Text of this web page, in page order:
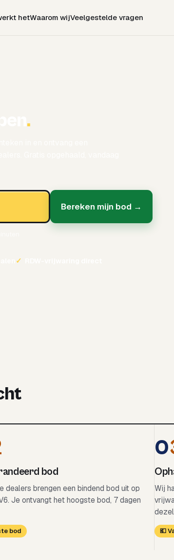
hetWaarom wijVeelgestelde vragen
.
Bereken mijn bod →
✓
bod
dealers brengen een bindend bod uit op
Je ontvangt het hoogste bod, 7 dagen
bod
0
Wij
💶